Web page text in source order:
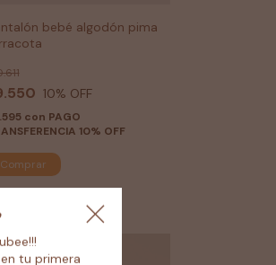
bebé algodón pima
10% OFF
con PAGO
10% OFF
Comprar
tu primera